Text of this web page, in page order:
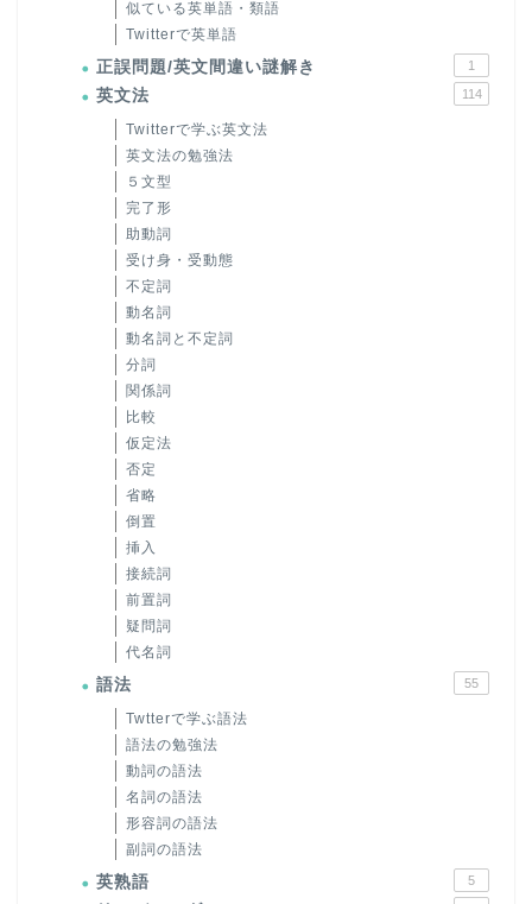
似ている英単語・類語
Twitterで英単語
正誤問題/英文間違い謎解き 1
英文法 114
Twitterで学ぶ英文法
英文法の勉強法
５文型
完了形
助動詞
受け身・受動態
不定詞
動名詞
動名詞と不定詞
分詞
関係詞
比較
仮定法
否定
省略
倒置
挿入
接続詞
前置詞
疑問詞
代名詞
語法 55
Twtterで学ぶ語法
語法の勉強法
動詞の語法
名詞の語法
形容詞の語法
副詞の語法
英熟語 5